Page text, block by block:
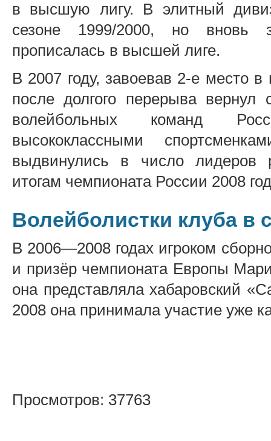
в высшую лигу. В элитный
сезоне 1999/2000, но вновь
прописалась в высшей лиге.
В 2007 году, завоевав 2-е место
после долгого перерыва
волейбольных команд
высококлассными
выдвинулись в число лидеров
итогам чемпионата России 2008
Волейболистки клуба в
В 2006—2008 годах игроком
и призёр чемпионата Европы
она представляла хабаровский
2008 она принимала участие уже
Просмотров: 37763